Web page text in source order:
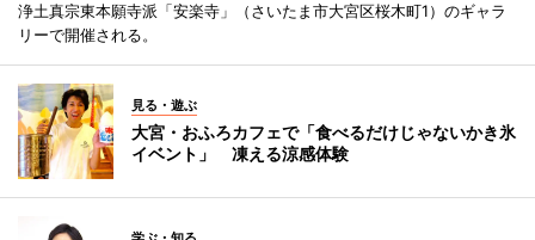
浄土真宗東本願寺派「安楽寺」（さいたま市大宮区桜木町1）のギャラ
リーで開催される。
見る・遊ぶ
大宮・おふろカフェで「食べるだけじゃないかき氷
イベント」 凍える涼感体験